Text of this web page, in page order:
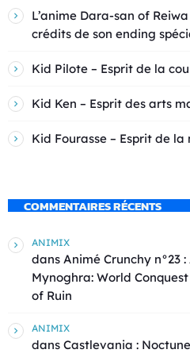
L’anime Dara-san of
crédits de son ending
Kid Pilote – Esprit de la
Kid Ken – Esprit des arts
Kid Fourasse – Esprit de la
COMMENTAIRES RÉCENTS
ANIMIX
dans Animé Crunchy n°23
Mynoghra: World
of Ruin
ANIMIX
dans Castlevania : Noctune